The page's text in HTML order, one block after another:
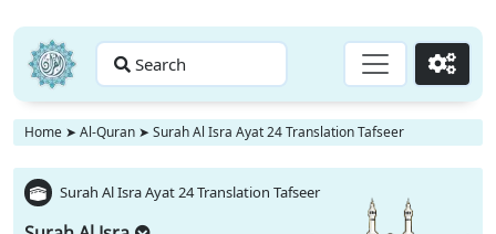
Search Go
Home ➤ Al-Quran ➤ Surah Al Isra Ayat 24 Translation Tafseer
Surah Al Isra Ayat 24 Translation Tafseer